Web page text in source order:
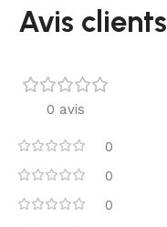
Avis clients
0 avis
0
0
0